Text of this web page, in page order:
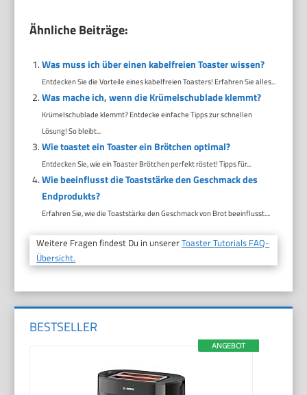
Ähnliche Beiträge:
Was muss ich über einen kabelfreien Toaster wissen?
Entdecken Sie die Vorteile eines kabelfreien Toasters! Erfahren Sie alles...
Was mache ich, wenn die Krümelschublade klemmt?
Krümelschublade klemmt? Entdecke einfache Tipps zur schnellen
Lösung! So bleibt...
Wie toastet ein Toaster ein Brötchen optimal?
Entdecken Sie, wie ein Toaster Brötchen perfekt röstet! Tipps für...
Wie beeinflusst die Toaststärke den Geschmack des
Endprodukts?
Erfahren Sie, wie die Toaststärke den Geschmack von Brot beeinflusst....
Weitere Fragen findest Du in unsererToaster Tutorials FAQ-
Übersicht.
BESTSELLER
ANGEBOT